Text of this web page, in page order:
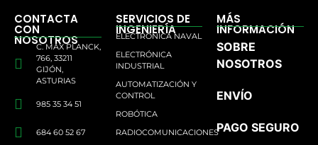
CONTACTA
CON
NOSOTROS
C. MAX PLANCK,
766, 33211
GIJÓN,
ASTURIAS
985 35 34 51
684 60 52 67
SERVICIOS DE
INGENIERÍA
ELECTRÓNICA NAVAL
ELECTRÓNICA
INDUSTRIAL
AUTOMATIZACIÓN Y
CONTROL
ROBÓTICA
RADIOCOMUNICACIONES
MÁS
INFORMACIÓN
SOBRE
NOSOTROS
ENVÍO
PAGO SEGURO